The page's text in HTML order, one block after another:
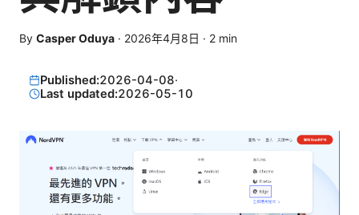
By Casper Oduya · 2026年4月8日 · 2 min
Published:2026-04-08·
Last updated:2026-05-10